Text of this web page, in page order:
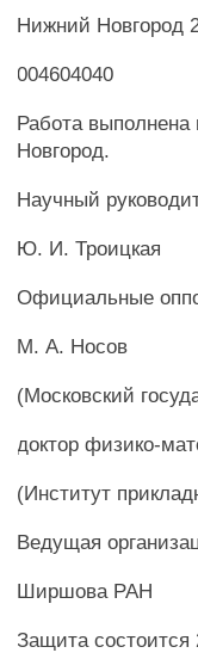
Нижний Новгород
004604040
Работа
Новгород.
Научный
Ю. И. Троицкая
Официальные
М. А. Носов
(Московский
доктор физико-
(Институт
Ведущая
Ширшова РАН
Защита состоится